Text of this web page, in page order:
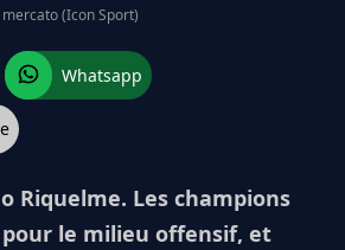
(Icon Sport)
Whatsapp
Riquelme. Les champions
le milieu offensif, et